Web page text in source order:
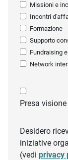
Missioni e
Incontri
Formazione
Supporto
Fundraising
Network
Presa
Desidero
iniziative
(vedi privacy